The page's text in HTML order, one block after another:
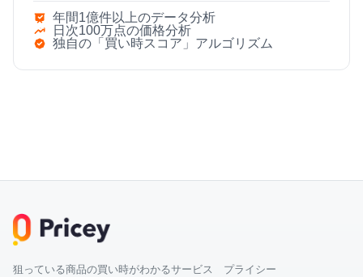
年間1億件以上のデータ分析
日次100万点の価格分析
独自の「買い時スコア」アルゴリズム
狙っている商品の買い時がわかるサービス プライシー